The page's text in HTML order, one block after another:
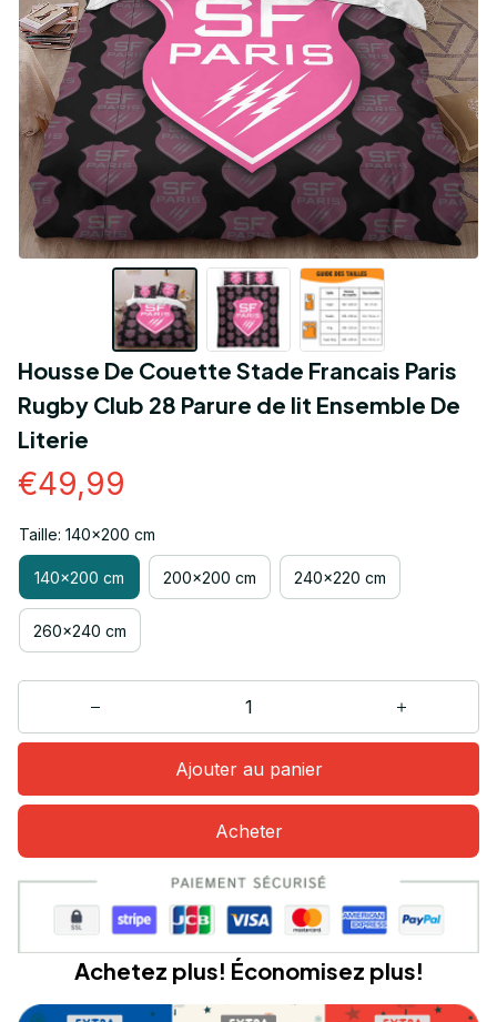
Housse De Couette Stade Francais Paris
Rugby Club 28 Parure de lit Ensemble De
Literie
€49,99
Taille: 140x200 cm
140x200 cm 200x200 cm 240x220 cm
260x240 cm
Ajouter au panier
Acheter
Achetez plus! Économisez plus!